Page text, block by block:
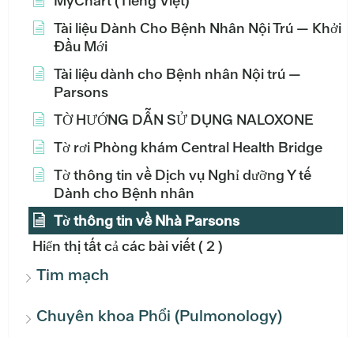
Tài liệu Dành Cho Bệnh Nhân Nội Trú — Khởi
Đầu Mới
Tài liệu dành cho Bệnh nhân Nội trú —
Parsons
TỜ HƯỚNG DẪN SỬ DỤNG NALOXONE
Tờ rơi Phòng khám Central Health Bridge
Tờ thông tin về Dịch vụ Nghỉ dưỡng Y tế
Dành cho Bệnh nhân
Tờ thông tin về Nhà Parsons
Hiển thị tất cả các bài viết( 2 )
Tim mạch
Chuyên khoa Phổi (Pulmonology)